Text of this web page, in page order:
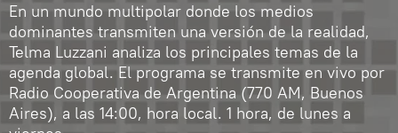
En un mundo multipolar donde los medios
dominantes transmiten una versión de la realidad,
Telma Luzzani analiza los principales temas de la
agenda global. El programa se transmite en vivo por
Radio Cooperativa de Argentina (770 AM, Buenos
Aires), a las 14:00, hora local. 1 hora, de lunes a